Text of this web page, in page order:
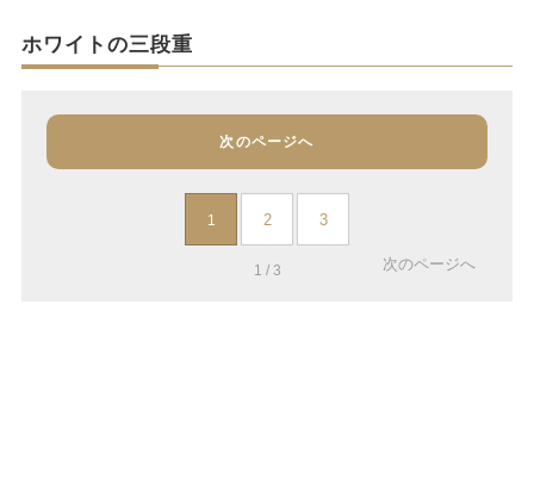
ホワイトの三段重
次のページへ
1 2 3
1 / 3 次のページへ